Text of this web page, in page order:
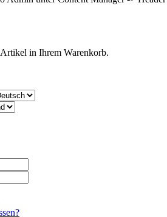
in Ihrem Warenkorb.